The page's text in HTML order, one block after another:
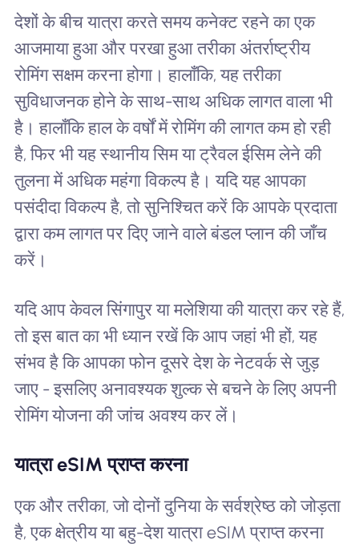
देशों के बीच यात्रा करते समय कनेक्ट रहने का एक
आजमाया हुआ और परखा हुआ तरीका अंतर्राष्ट्रीय
रोमिंग सक्षम करना होगा। हालाँकि, यह तरीका
सुविधाजनक होने के साथ-साथ अधिक लागत वाला भी
है। हालाँकि हाल के वर्षों में रोमिंग की लागत कम हो रही
है, फिर भी यह स्थानीय सिम या ट्रैवल ईसिम लेने की
तुलना में अधिक महंगा विकल्प है। यदि यह आपका
पसंदीदा विकल्प है, तो सुनिश्चित करें कि आपके प्रदाता
द्वारा कम लागत पर दिए जाने वाले बंडल प्लान की जाँच
करें।
यदि आप केवल सिंगापुर या मलेशिया की यात्रा कर रहे हैं,
तो इस बात का भी ध्यान रखें कि आप जहां भी हों, यह
संभव है कि आपका फोन दूसरे देश के नेटवर्क से जुड़
जाए - इसलिए अनावश्यक शुल्क से बचने के लिए अपनी
रोमिंग योजना की जांच अवश्य कर लें।
यात्रा eSIM प्राप्त करना
एक और तरीका, जो दोनों दुनिया के सर्वश्रेष्ठ को जोड़ता
है, एक क्षेत्रीय या बहु-देश यात्रा eSIM प्राप्त करना